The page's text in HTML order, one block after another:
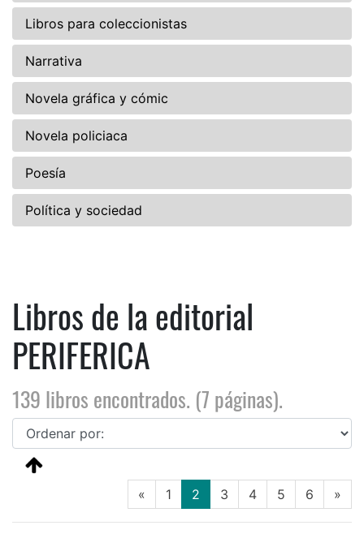
Libros para coleccionistas
Narrativa
Novela gráfica y cómic
Novela policiaca
Poesía
Política y sociedad
Libros de la editorial
PERIFERICA
139 libros encontrados. (7 páginas).
« 1 2 (current)
3 4 5 6 »